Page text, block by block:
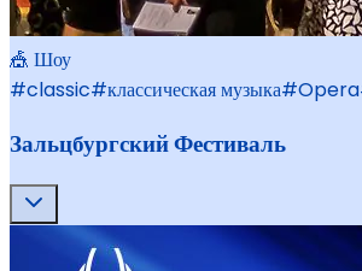
🎪 Шоу
#classic#классическая музыка#Opera
Зальцбургский Фестиваль